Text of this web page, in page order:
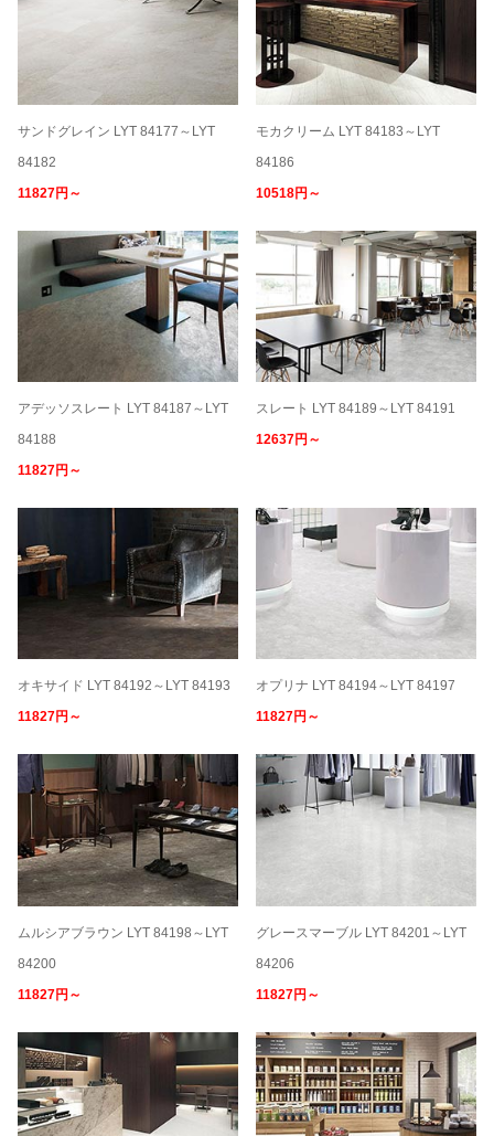
サンドグレイン LYT 84177～LYT
84182
11827円～
モカクリーム LYT 84183～LYT
84186
10518円～
アデッソスレート LYT 84187～LYT
84188
11827円～
スレート LYT 84189～LYT 84191
12637円～
オキサイド LYT 84192～LYT 84193
11827円～
オプリナ LYT 84194～LYT 84197
11827円～
ムルシアブラウン LYT 84198～LYT
84200
11827円～
グレースマーブル LYT 84201～LYT
84206
11827円～